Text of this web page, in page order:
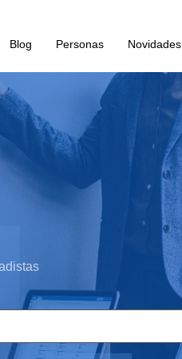
Blog Personas Novidades